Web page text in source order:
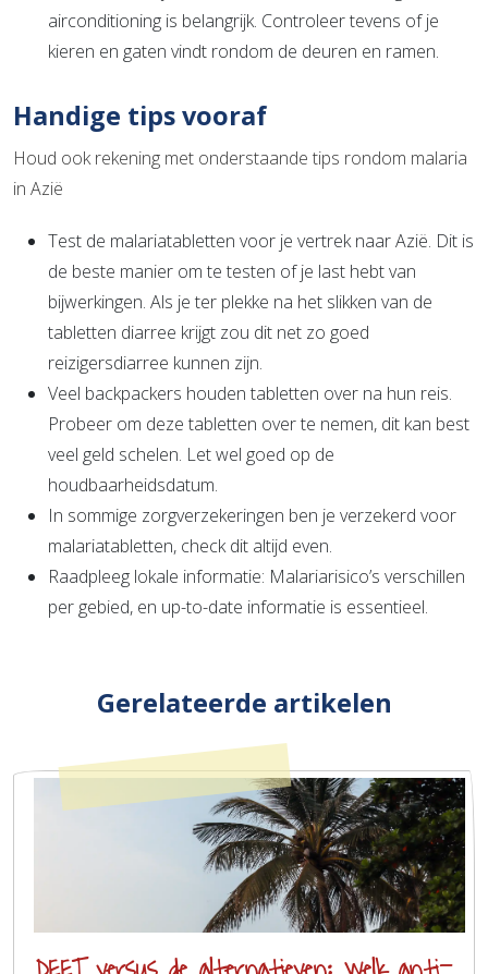
airconditioning is belangrijk. Controleer tevens of je
kieren en gaten vindt rondom de deuren en ramen.
Handige tips vooraf
Houd ook rekening met onderstaande tips rondom malaria
in Azië
Test de malariatabletten voor je vertrek naar Azië. Dit is
de beste manier om te testen of je last hebt van
bijwerkingen. Als je ter plekke na het slikken van de
tabletten diarree krijgt zou dit net zo goed
reizigersdiarree kunnen zijn.
Veel backpackers houden tabletten over na hun reis.
Probeer om deze tabletten over te nemen, dit kan best
veel geld schelen. Let wel goed op de
houdbaarheidsdatum.
In sommige zorgverzekeringen ben je verzekerd voor
malariatabletten, check dit altijd even.
Raadpleeg lokale informatie: Malariarisico’s verschillen
per gebied, en up-to-date informatie is essentieel.
Gerelateerde artikelen